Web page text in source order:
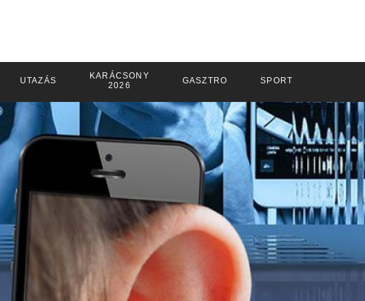
UTAZÁS
KARÁCSONY
2026
GASZTRO SPORT